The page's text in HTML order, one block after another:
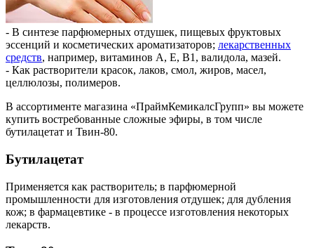
- В синтезе парфюмерных отдушек, пищевых фруктовых
эссенций и косметических ароматизаторов; лекарственных
средств, например, витаминов А, Е, В1, валидола, мазей.
- Как растворители красок, лаков, смол, жиров, масел,
целлюлозы, полимеров.
В ассортименте магазина «ПраймКемикалсГрупп» вы можете
купить востребованные сложные эфиры, в том числе
бутилацетат и Твин-80.
Бутилацетат
Применяется как растворитель; в парфюмерной
промышленности для изготовления отдушек; для дубления
кож; в фармацевтике - в процессе изготовления некоторых
лекарств.